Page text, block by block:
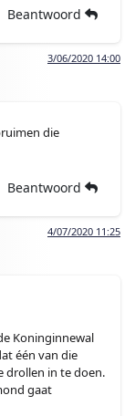
Beantwoord
3/06/2020 14:00
die
Beantwoord
4/07/2020 11:25
Koninginnewal
één van die
drollen in te doen.
gaat